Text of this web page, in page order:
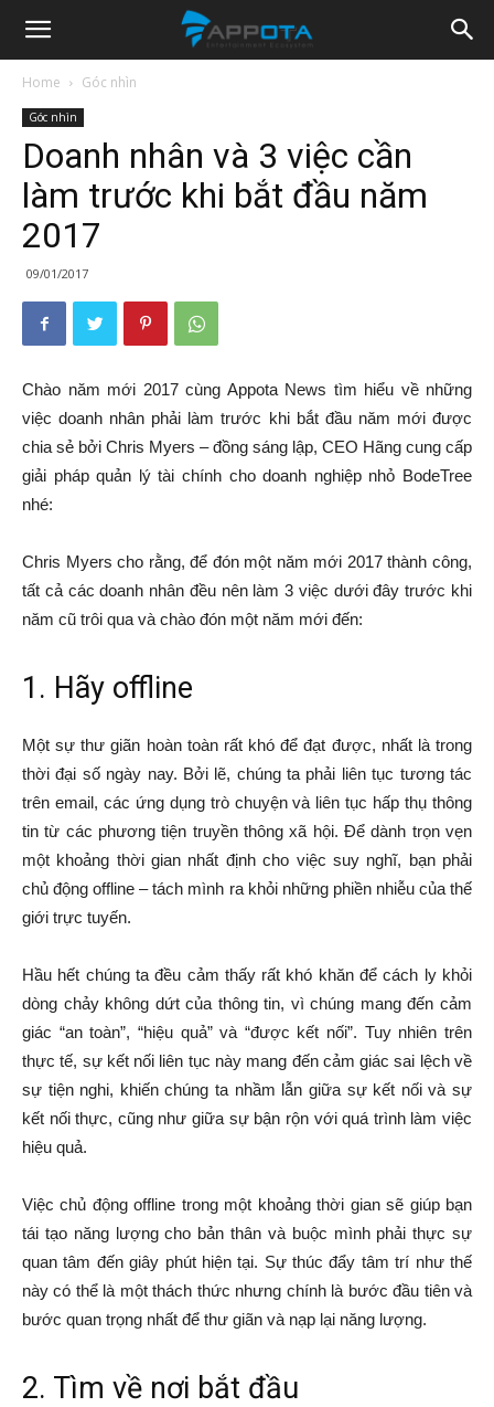
Appota
News
Home Góc nhìn
Góc nhìn
Doanh nhân và 3 việc cần
làm trước khi bắt đầu năm
2017
09/01/2017
Chào năm mới 2017 cùng Appota News tìm hiểu về những
việc doanh nhân phải làm trước khi bắt đầu năm mới được
chia sẻ bởi Chris Myers – đồng sáng lập, CEO Hãng cung cấp
giải pháp quản lý tài chính cho doanh nghiệp nhỏ BodeTree
nhé:
Chris Myers cho rằng, để đón một năm mới 2017 thành công,
tất cả các doanh nhân đều nên làm 3 việc dưới đây trước khi
năm cũ trôi qua và chào đón một năm mới đến:
1. Hãy offline
Một sự thư giãn hoàn toàn rất khó để đạt được, nhất là trong
thời đại số ngày nay. Bởi lẽ, chúng ta phải liên tục tương tác
trên email, các ứng dụng trò chuyện và liên tục hấp thụ thông
tin từ các phương tiện truyền thông xã hội. Để dành trọn vẹn
một khoảng thời gian nhất định cho việc suy nghĩ, bạn phải
chủ động offline – tách mình ra khỏi những phiền nhiễu của thế
giới trực tuyến.
Hầu hết chúng ta đều cảm thấy rất khó khăn để cách ly khỏi
dòng chảy không dứt của thông tin, vì chúng mang đến cảm
giác “an toàn”, “hiệu quả” và “được kết nối”. Tuy nhiên trên
thực tế, sự kết nối liên tục này mang đến cảm giác sai lệch về
sự tiện nghi, khiến chúng ta nhầm lẫn giữa sự kết nối và sự
kết nối thực, cũng như giữa sự bận rộn với quá trình làm việc
hiệu quả.
Việc chủ động offline trong một khoảng thời gian sẽ giúp bạn
tái tạo năng lượng cho bản thân và buộc mình phải thực sự
quan tâm đến giây phút hiện tại. Sự thúc đẩy tâm trí như thế
này có thể là một thách thức nhưng chính là bước đầu tiên và
bước quan trọng nhất để thư giãn và nạp lại năng lượng.
2. Tìm về nơi bắt đầu